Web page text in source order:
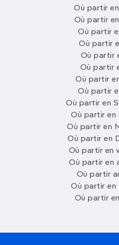
Où partir
Où partir
Où partir
Où partir
Où partir
Où partir
Où partir
Où partir
Où partir en
Où partir
Où partir en
Où partir en
Où partir en
Où partir en
Où partir
Où partir en
Où partir